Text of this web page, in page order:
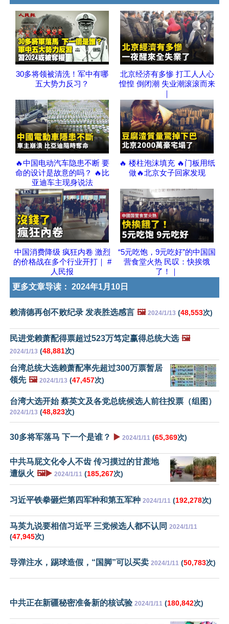
30多将领被清洗！军中有哪
五大势力反习？
北京经济有多惨 打工人人心
惶惶 倒闭潮 失业潮滚滚而来
｜
🔥中国电动汽车隐患不断 要
命的设计是故意的吗？ 🔥比
亚迪车主现身说法
🔥 楼柱泡沫填充 🔥门板用纸
做🔥北京女子回家发现
中国消费降级 疯狂内卷 激烈
的价格战在多个行业开打｜ #
人民报
“5元吃饱，9元吃好”的中国国
营食堂火热 民叹：快挨饿
了！｜
更多文章导读： 2024年1月10日
赖清德再创不败纪录 发表胜选感言 🖼️ 2024/1/13 (48,553次)
民进党赖萧配得票超过523万笃定赢得总统大选 🖼️
2024/1/13 (48,881次)
台湾总统大选赖萧配率先超过300万票暂居
领先 🖼️ 2024/1/13 (47,457次)
台湾大选开始 蔡英文及各党总统候选人前往投票（组图）
2024/1/13 (48,823次)
30多将军落马 下一个是谁？ ▶️ 2024/1/11 (65,369次)
中共马屁文化令人不齿 传习摸过的甘蔗地
遭纵火 🖼️▶️ 2024/1/11 (185,267次)
习近平铁拳砸烂第四军种和第五军种 2024/1/11 (192,278次)
马英九说要相信习近平 三党候选人都不认同 2024/1/11
(47,945次)
导弹注水，踢球造假，“国脚”可以买卖 2024/1/11 (50,783次)
中共正在新疆秘密准备新的核试验 2024/1/11 (180,842次)